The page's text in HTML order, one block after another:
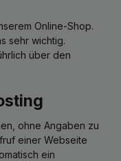
Online-Shop.
sehr wichtig.
über den
ohne Angaben zu
einer Webseite
ein